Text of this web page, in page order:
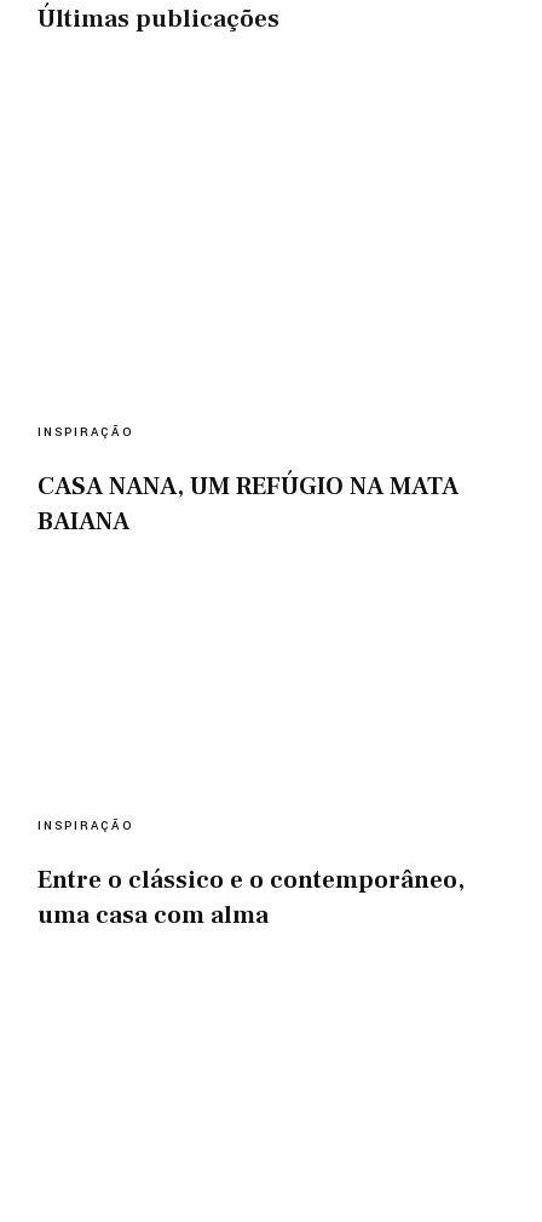
Últimas publicações
INSPIRAÇÃO
CASA NANA, UM REFÚGIO NA MATA
BAIANA
INSPIRAÇÃO
Entre o clássico e o contemporâneo,
uma casa com alma